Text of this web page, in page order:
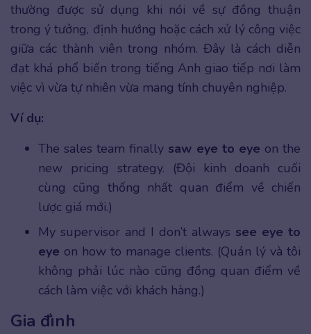
thường được sử dụng khi nói về sự đồng thuận
trong ý tưởng, định hướng hoặc cách xử lý công việc
giữa các thành viên trong nhóm. Đây là cách diễn
đạt khá phổ biến trong tiếng Anh giao tiếp nơi làm
việc vì vừa tự nhiên vừa mang tính chuyên nghiệp.
Ví dụ:
The sales team finally saw eye to eye on the
new pricing strategy. (Đội kinh doanh cuối
cùng cũng thống nhất quan điểm về chiến
lược giá mới.)
My supervisor and I don’t always see eye to
eye on how to manage clients. (Quản lý và tôi
không phải lúc nào cũng đồng quan điểm về
cách làm việc với khách hàng.)
Gia đình